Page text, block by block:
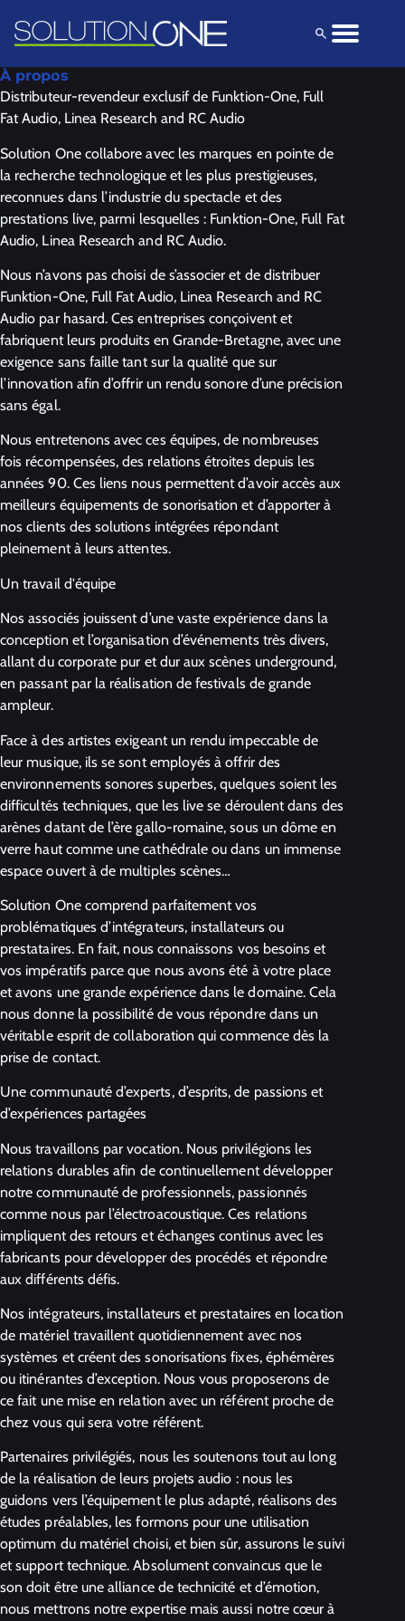
Solutions
Produits
Explorez
À propos
Distributeur-revendeur exclusif de Funktion-One, Full
Fat Audio, Linea Research and RC Audio
Solution One collabore avec les marques en pointe de
la recherche technologique et les plus prestigieuses,
reconnues dans l’industrie du spectacle et des
prestations live, parmi lesquelles : Funktion-One, Full Fat
Audio, Linea Research and RC Audio.
Nous n’avons pas choisi de s’associer et de distribuer
Funktion-One, Full Fat Audio, Linea Research and RC
Audio par hasard. Ces entreprises conçoivent et
fabriquent leurs produits en Grande-Bretagne, avec une
exigence sans faille tant sur la qualité que sur
l’innovation afin d’offrir un rendu sonore d’une précision
sans égal.
Nous entretenons avec ces équipes, de nombreuses
fois récompensées, des relations étroites depuis les
années 90. Ces liens nous permettent d’avoir accès aux
meilleurs équipements de sonorisation et d’apporter à
nos clients des solutions intégrées répondant
pleinement à leurs attentes.
Un travail d'équipe
Nos associés jouissent d’une vaste expérience dans la
conception et l’organisation d’événements très divers,
allant du corporate pur et dur aux scènes underground,
en passant par la réalisation de festivals de grande
ampleur.
Face à des artistes exigeant un rendu impeccable de
leur musique, ils se sont employés à offrir des
environnements sonores superbes, quelques soient les
difficultés techniques, que les live se déroulent dans des
arènes datant de l’ère gallo-romaine, sous un dôme en
verre haut comme une cathédrale ou dans un immense
espace ouvert à de multiples scènes…
Solution One comprend parfaitement vos
problématiques d’intégrateurs, installateurs ou
prestataires. En fait, nous connaissons vos besoins et
vos impératifs parce que nous avons été à votre place
et avons une grande expérience dans le domaine. Cela
nous donne la possibilité de vous répondre dans un
véritable esprit de collaboration qui commence dès la
prise de contact.
Une communauté d’experts, d’esprits, de passions et
d’expériences partagées
Nous travaillons par vocation. Nous privilégions les
relations durables afin de continuellement développer
notre communauté de professionnels, passionnés
comme nous par l’électroacoustique. Ces relations
impliquent des retours et échanges continus avec les
fabricants pour développer des procédés et répondre
aux différents défis.
Nos intégrateurs, installateurs et prestataires en location
de matériel travaillent quotidiennement avec nos
systèmes et créent des sonorisations fixes, éphémères
ou itinérantes d’exception. Nous vous proposerons de
ce fait une mise en relation avec un référent proche de
chez vous qui sera votre référent.
Partenaires privilégiés, nous les soutenons tout au long
de la réalisation de leurs projets audio : nous les
guidons vers l’équipement le plus adapté, réalisons des
études préalables, les formons pour une utilisation
optimum du matériel choisi, et bien sûr, assurons le suivi
et support technique. Absolument convaincus que le
son doit être une alliance de technicité et d’émotion,
nous mettrons notre expertise mais aussi notre cœur à